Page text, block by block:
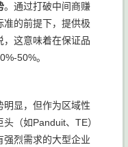
。通过打破中间商赚
准的前提下，提供极
，这意味着在保证品
50%。
明显，但作为区域性
（如Panduit、TE）
强烈需求的大型企业